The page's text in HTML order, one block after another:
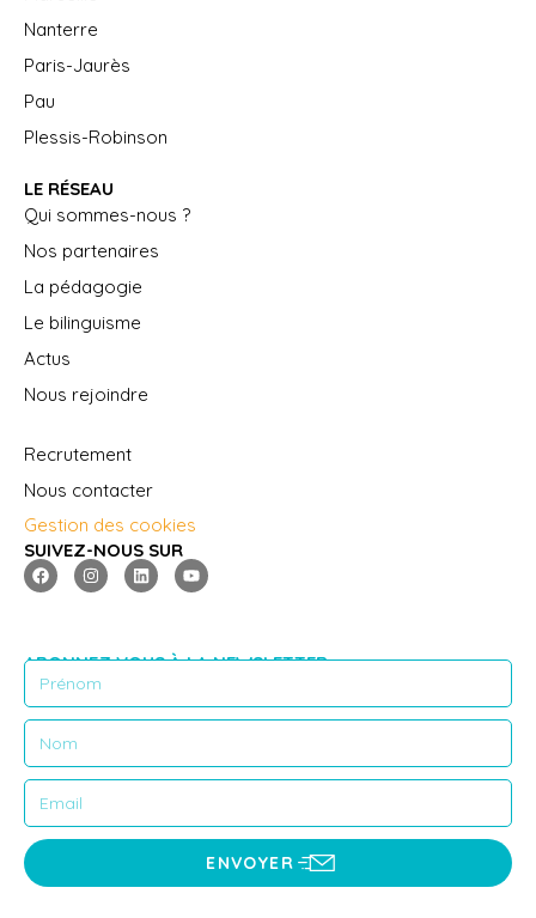
Nanterre
Paris-Jaurès
Pau
Plessis-Robinson
LE RÉSEAU
Qui sommes-nous ?
Nos partenaires
La pédagogie
Le bilinguisme
Actus
Nous rejoindre
Recrutement
Nous contacter
Gestion des cookies
SUIVEZ-NOUS SUR
ABONNEZ VOUS À LA NEWSLETTER
ENVOYER